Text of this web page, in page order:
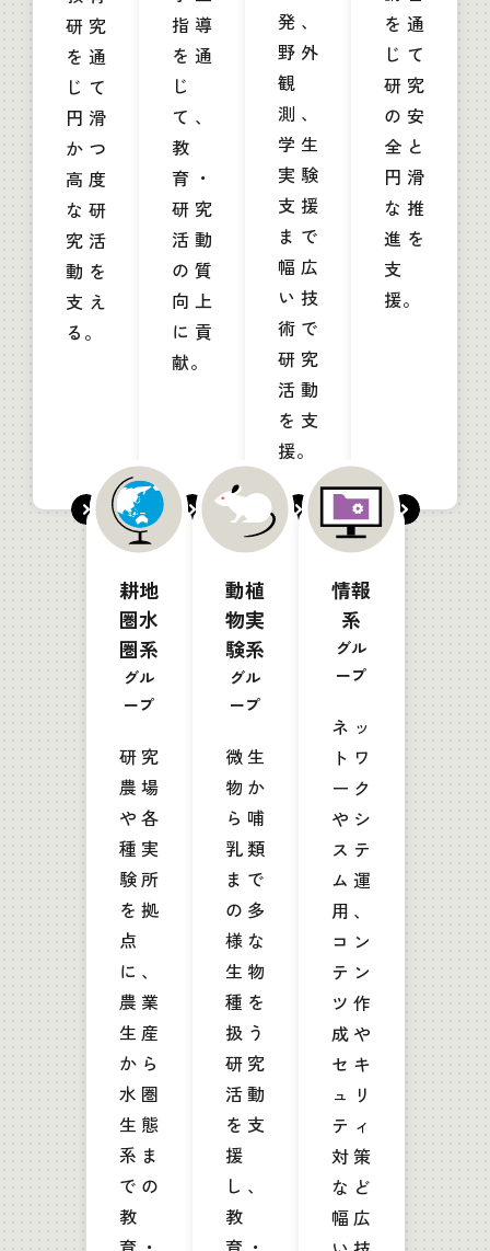
研究
を通
じて
円滑
かつ
高度
な研
究活
動を
支え
る。
指導
を通
じ
て、
教
育・
研究
活動
の質
向上
に貢
献。
発、
野外
観
測、
学生
実験
支援
まで
幅広
い技
術で
研究
活動
を支
援。
を通
じて
研究
の安
全と
円滑
な推
進を
支
援。
耕地
圏水
圏系
グル
ープ
研究
農場
や各
種実
験所
を拠
点
に、
農業
生産
から
水圏
生態
系ま
での
教
動植
物実
験系
グル
ープ
微生
物か
ら哺
乳類
まで
の多
様な
生物
種を
扱う
研究
活動
を支
援
し、
教
情報
系
グル
ープ
ネッ
トワ
ーク
やシ
ステ
ム運
用、
コン
テン
ツ作
成や
セキ
ュリ
ティ
対策
など
幅広